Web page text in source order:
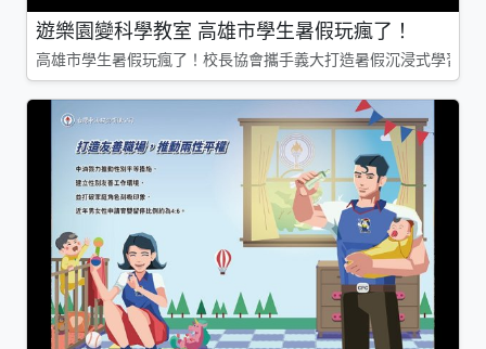
遊樂園變科學教室 高雄市學生暑假玩瘋了！
高雄市學生暑假玩瘋了！校長協會攜手義大打造暑假沉浸式學習基